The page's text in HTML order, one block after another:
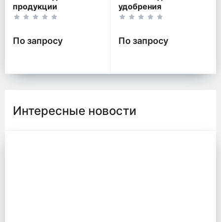
продукции
По запросу
удобрения
По запросу
Интересные новости